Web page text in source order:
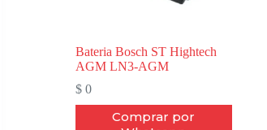
Bateria Bosch ST Hightech
AGM LN3-AGM
$0
Comprar por